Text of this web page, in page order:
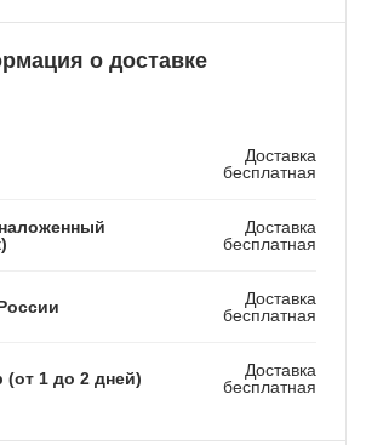
о доставке
Доставка
бесплатная
Доставка
бесплатная
Доставка
бесплатная
(от 1 до 2 дней)
Доставка
бесплатная